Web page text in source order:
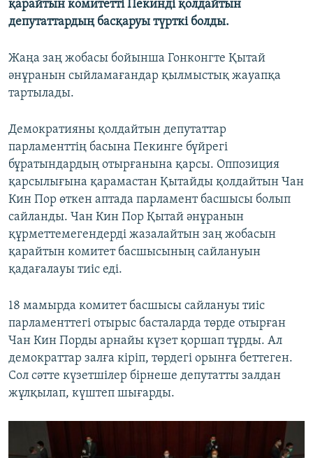
қарайтын комитетті Пекинді қолдайтын
депутаттардың басқаруы түрткі болды.
Жаңа заң жобасы бойынша Гонконгте Қытай
әнұранын сыйламағандар қылмыстық жауапқа
тартылады.
Демократияны қолдайтын депутаттар
парламенттің басына Пекинге бүйрегі
бұратындардың отырғанына қарсы. Оппозиция
қарсылығына қарамастан Қытайды қолдайтын Чан
Кин Пор өткен аптада парламент басшысы болып
сайланды. Чан Кин Пор Қытай әнұранын
құрметтемегендерді жазалайтын заң жобасын
қарайтын комитет басшысының сайлануын
қадағалауы тиіс еді.
18 мамырда комитет басшысы сайлануы тиіс
парламенттегі отырыс басталарда төрде отырған
Чан Кин Порды арнайы күзет қоршап тұрды. Ал
демократтар залға кіріп, төрдегі орынға беттеген.
Сол сәтте күзетшілер бірнеше депутатты залдан
жұлқылап, күштеп шығарды.